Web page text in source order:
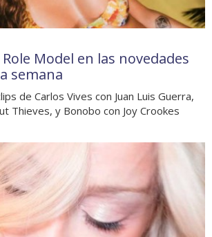
Role Model en las novedades
semana
de Carlos Vives con Juan Luis Guerra,
Thieves, y Bonobo con Joy Crookes